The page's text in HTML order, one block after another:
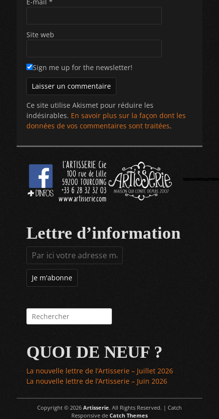
Site web
Sign me up for the newsletter!
Ce site utilise Akismet pour réduire les
indésirables. En savoir plus sur la façon dont les
données de vos commentaires sont traitées.
Lettre d’information
Rechercher :
QUOI DE NEUF ?
La nouvelle lettre de l’Artisserie – Juillet 2026
La nouvelle lettre de l’Artisserie – Juin 2026
Copyright © 2026 Artisserie. All Rights Reserved. | Catch
Responsive de Catch Themes